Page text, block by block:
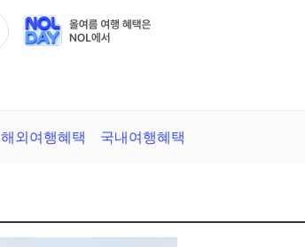
해외여행혜택 국내여행혜택